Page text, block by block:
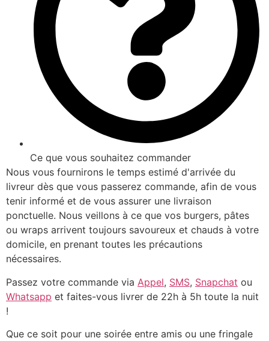
Ce que vous souhaitez commander
Nous vous fournirons le temps estimé d'arrivée du
livreur dès que vous passerez commande, afin de vous
tenir informé et de vous assurer une livraison
ponctuelle. Nous veillons à ce que vos burgers, pâtes
ou wraps arrivent toujours savoureux et chauds à votre
domicile, en prenant toutes les précautions
nécessaires.
Passez votre commande via Appel, SMS, Snapchat ou
Whatsapp et faites-vous livrer de 22h à 5h toute la nuit
!
Que ce soit pour une soirée entre amis ou une fringale